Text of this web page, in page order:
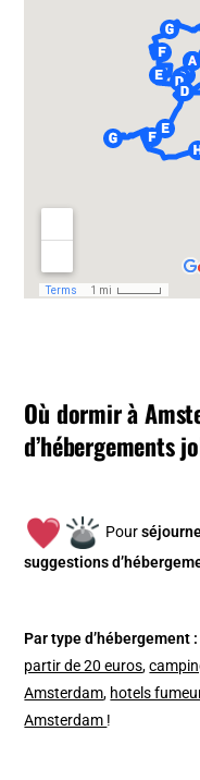
Où dormir à
d’hébergements
Pour
suggestions
Par type d’hébergement :
partir de 20 euros,
Amsterdam, hotels
Amsterdam !